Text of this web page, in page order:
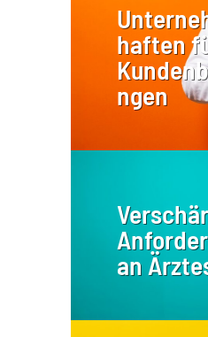
haften
ngen
an